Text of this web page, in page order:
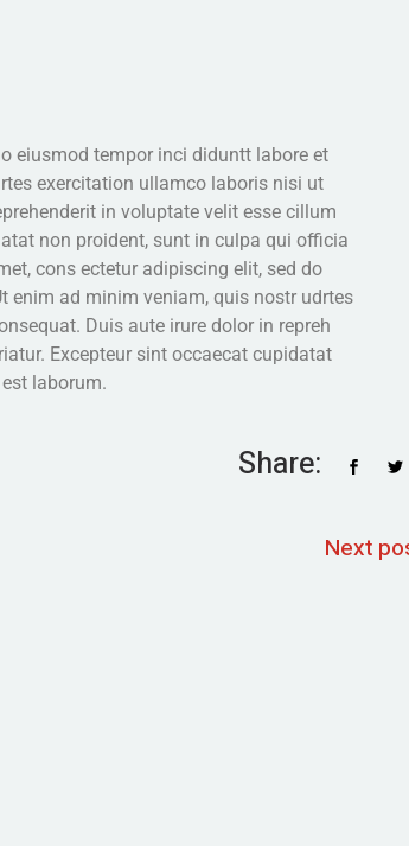
eiusmod tempor inci diduntt labore et
exercitation ullamco laboris nisi ut
in voluptate velit esse cillum
non proident, sunt in culpa qui officia
cons ectetur adipiscing elit, sed do
enim ad minim veniam, quis nostr udrtes
Duis aute irure dolor in repreh
Excepteur sint occaecat cupidatat
laborum.
Share:
Next